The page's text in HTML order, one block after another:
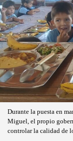
Durante la puesta en
Miguel, el propio
controlar la calidad de